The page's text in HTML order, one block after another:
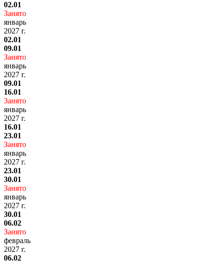
02.01
Занято
январь
2027 г.
02.01
09.01
Занято
январь
2027 г.
09.01
16.01
Занято
январь
2027 г.
16.01
23.01
Занято
январь
2027 г.
23.01
30.01
Занято
январь
2027 г.
30.01
06.02
Занято
февраль
2027 г.
06.02